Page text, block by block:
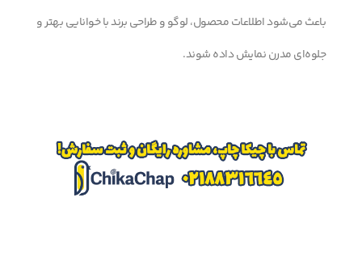
باعث می‌شود اطلاعات محصول، لوگو و طراحی برند با خوانایی بهتر و
جلوه‌ای مدرن نمایش داده شوند.